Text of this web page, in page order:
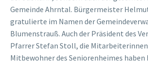
Gemeinde Ahrntal. Bürgermeister
gratulierte im Namen der
Blumenstrauß. Auch der Präsident des
Pfarrer Stefan Stoll, die
Mitbewohner des Seniorenheimes haben